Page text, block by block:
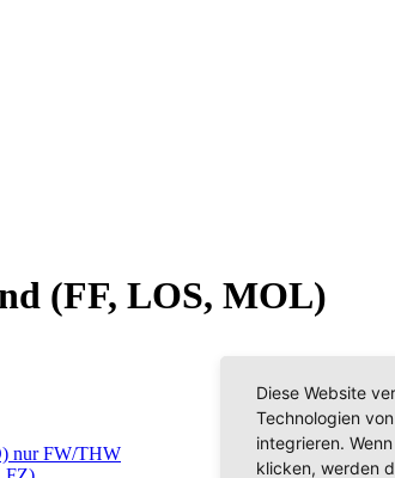
(FF, LOS, MOL)
nur FW/THW
Diese Website
Technologien
integrieren.
klicken, werden